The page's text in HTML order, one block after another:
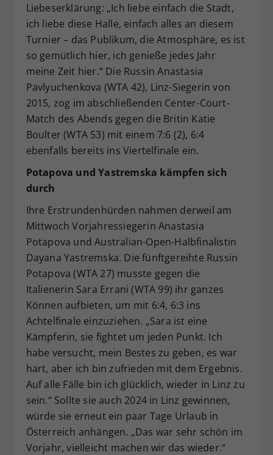
Liebeserklärung: „Ich liebe einfach die Stadt,
ich liebe diese Halle, einfach alles an diesem
Turnier – das Publikum, die Atmosphäre, es ist
so gemütlich hier, ich genieße jedes Jahr
meine Zeit hier.“ Die Russin Anastasia
Pavlyuchenkova (WTA 42), Linz-Siegerin von
2015, zog im abschließenden Center-Court-
Match des Abends gegen die Britin Katie
Boulter (WTA 53) mit einem 7:6 (2), 6:4
ebenfalls bereits ins Viertelfinale ein.
Potapova und Yastremska kämpfen sich
durch
Ihre Erstrundenhürden nahmen derweil am
Mittwoch Vorjahressiegerin Anastasia
Potapova und Australian-Open-Halbfinalistin
Dayana Yastremska. Die fünftgereihte Russin
Potapova (WTA 27) musste gegen die
Italienerin Sara Errani (WTA 99) ihr ganzes
Können aufbieten, um mit 6:4, 6:3 ins
Achtelfinale einzuziehen. „Sara ist eine
Kämpferin, sie fightet um jeden Punkt. Ich
habe versucht, mein Bestes zu geben, es war
hart, aber ich bin zufrieden mit dem Ergebnis.
Auf alle Fälle bin ich glücklich, wieder in Linz zu
sein.“ Sollte sie auch 2024 in Linz gewinnen,
würde sie erneut ein paar Tage Urlaub in
Österreich anhängen. „Das war sehr schön im
Vorjahr, vielleicht machen wir das wieder.“